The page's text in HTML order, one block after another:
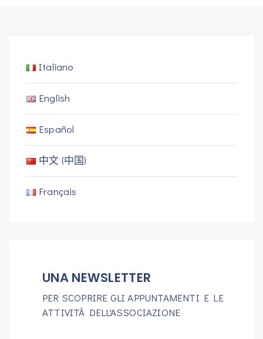
Italiano
English
Español
中文 (中国)
Français
UNA NEWSLETTER
PER SCOPRIRE GLI APPUNTAMENTI E LE
ATTIVITÀ DELL'ASSOCIAZIONE